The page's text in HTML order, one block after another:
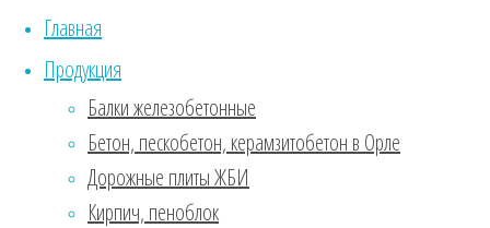
Главная
Продукция
Балки железобетонные
Бетон, пескобетон, керамзитобетон в Орле
Дорожные плиты ЖБИ
Кирпич, пеноблок
плиту.
Монтаж
может
осуществляться
как на